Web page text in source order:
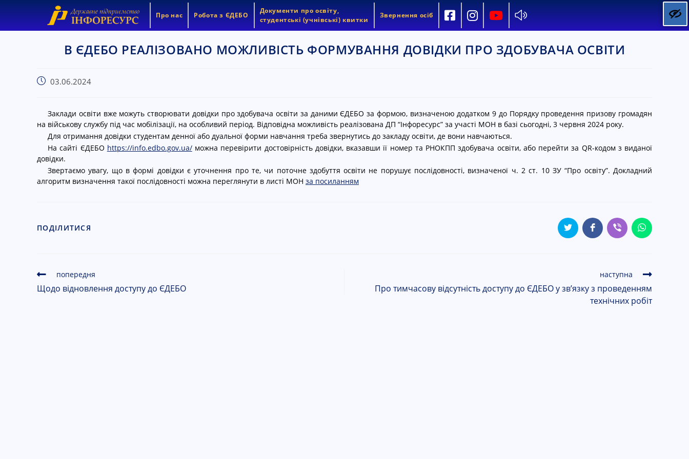
Про нас Робота з ЄДЕБО
Документи про освіту,
студентські (учнівські) квитки
Звернення осіб
В ЄДЕБО РЕАЛІЗОВАНО МОЖЛИВІСТЬ ФОРМУВАННЯ ДОВІДКИ ПРО ЗДОБУВАЧА ОСВІТИ
03.06.2024
Заклади освіти вже можуть створювати довідки про здобувача освіти за даними ЄДЕБО за формою, визначеною додатком 9 до Порядку проведення призову громадян
на військову службу під час мобілізації, на особливий період. Відповідна можливість реалізована ДП “Інфоресурс” за участі МОН в базі сьогодні, 3 червня 2024 року.
Для отримання довідки студентам денної або дуальної форми навчання треба звернутись до закладу освіти, де вони навчаються.
На сайті ЄДЕБО https://info.edbo.gov.ua/можна перевірити достовірність довідки, вказавши її номер та РНОКПП здобувача освіти, або перейти за QR-кодом з виданої
довідки.
Звертаємо увагу, що в формі довідки є уточнення про те, чи поточне здобуття освіти не порушує послідовності, визначеної ч. 2 ст. 10 ЗУ “Про освіту”. Докладний
алгоритм визначення такої послідовності можна переглянути в листі МОН за посиланням
ПОДІЛИТИСЯ
попередня
Щодо відновлення доступу до ЄДЕБО
наступна
Про тимчасову відсутність доступу до ЄДЕБО у зв’язку з проведенням
технічних робіт